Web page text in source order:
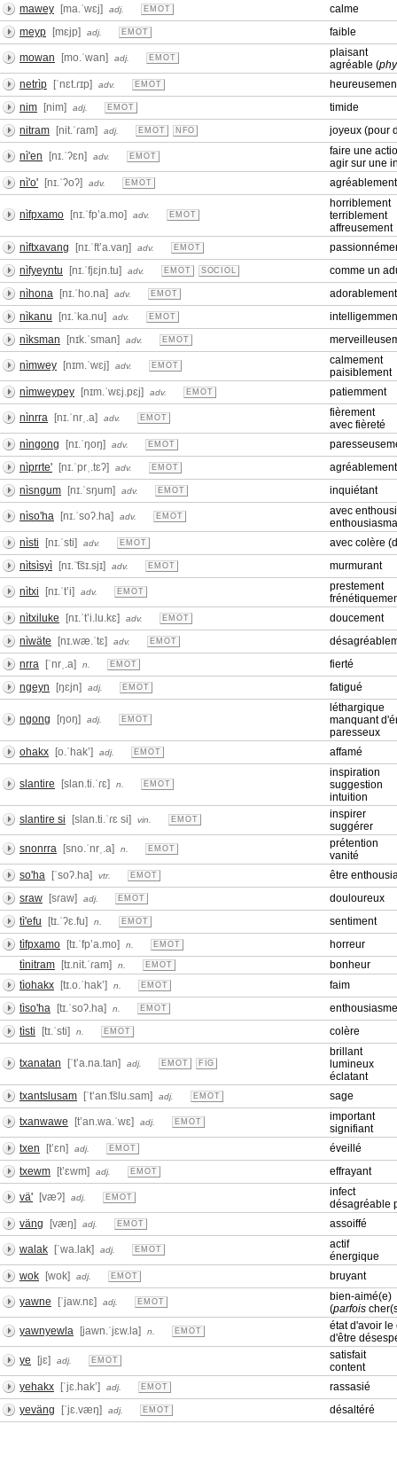
mawey
[ma.ˈwɛj] adj. EMOT
calme
meyp
[mɛjp] adj. EMOT faible
mowan [mo.ˈwan] adj. EMOT
plaisant
agréable (
netrìp
[ˈnɛt.ɾɪp] adv. EMOT
nim
[nim] adj. EMOT
timide
nitram
[nit.ˈɾam] adj. EMOT NFO joyeux (pour
nì'en [nɪ.ˈʔɛn] adv. EMOT
faire une
agir sur une
nì'o'
[nɪ.ˈʔoʔ] adv. EMOT agréablement
nìfpxamo [nɪ.ˈfpʼa.mo] adv. EMOT
horriblement
terriblement
affreusement
nìftxavang
[nɪ.ˈftʼa.vaŋ] adv. EMOT
nìfyeyntu
[nɪ.ˈfjɛjn.tu] adv. EMOT SOCIOL
comme un
nìhona
[nɪ.ˈho.na] adv. EMOT
adorablement
nìkanu
[nɪ.ˈka.nu] adv. EMOT
nìksman
[nɪk.ˈsman] adv. EMOT
nìmwey [nɪm.ˈwɛj] adv. EMOT
calmement
paisiblement
nìmweypey
[nɪm.ˈwɛj.pɛj] adv. EMOT patiemment
nìnrra [nɪ.ˈnrˌ.a] adv. EMOT
fièrement
avec fièreté
nìngong
[nɪ.ˈŋoŋ] adv. EMOT
nìprrte'
[nɪ.ˈprˌ.tɛʔ] adv. EMOT
nìsngum
[nɪ.ˈsŋum] adv. EMOT inquiétant
nìso'ha [nɪ.ˈsoʔ.ha] adv. EMOT
avec
nìsti
[nɪ.ˈsti] adv. EMOT
avec colère
nìtsìsyì
[nɪ.ˈ͡tsɪ.sjɪ] adv. EMOT murmurant
nìtxi [nɪ.ˈtʼi] adv. EMOT
prestement
nìtxiluke
[nɪ.ˈtʼi.lu.kɛ] adv. EMOT
doucement
nìwäte
[nɪ.wæ.ˈtɛ] adv. EMOT
nrra
[ˈnrˌ.a] n. EMOT
fierté
ngeyn
[ŋɛjn] adj. EMOT fatigué
ngong [ŋoŋ] adj. EMOT
léthargique
manquant
paresseux
ohakx
[o.ˈhakʼ] adj. EMOT affamé
slantire [slan.ti.ˈɾɛ] n. EMOT
inspiration
suggestion
intuition
slantire si
[slan.ti.ˈɾɛ si] vin. EMOT
inspirer
suggérer
snonrra
[sno.ˈnrˌ.a] n. EMOT
prétention
vanité
so'ha
[ˈsoʔ.ha] vtr. EMOT
être
sraw
[sɾaw] adj. EMOT
douloureux
tì'efu
[tɪ.ˈʔɛ.fu] n. EMOT
sentiment
tìfpxamo
[tɪ.ˈfpʼa.mo] n. EMOT
horreur
tìnitram
[tɪ.nit.ˈɾam] n. EMOT
bonheur
tìohakx
[tɪ.o.ˈhakʼ] n. EMOT
faim
tìso'ha
[tɪ.ˈsoʔ.ha] n. EMOT
enthousiasme
tìsti
[tɪ.ˈsti] n. EMOT colère
txanatan [ˈtʼa.na.tan] adj. EMOT FIG
brillant
lumineux
éclatant
txantslusam
[ˈtʼan.͡tslu.sam] adj. EMOT sage
txanwawe [tʼan.wa.ˈwɛ] adj. EMOT
important
signifiant
txen
[tʼɛn] adj. EMOT
éveillé
txewm
[tʼɛwm] adj. EMOT effrayant
vä' [væʔ] adj. EMOT
infect
désagréable
väng
[væŋ] adj. EMOT assoiffé
walak [ˈwa.lak] adj. EMOT
actif
énergique
wok
[wok] adj. EMOT bruyant
yawne [ˈjaw.nɛ] adj. EMOT
bien-aimé(e)
(parfois
yawnyewla
[jawn.ˈjɛw.la] n. EMOT
état d'avoir le
d'être
ye
[jɛ] adj. EMOT
satisfait
content
yehakx
[ˈjɛ.hakʼ] adj. EMOT
rassasié
yeväng
[ˈjɛ.væŋ] adj. EMOT désaltéré